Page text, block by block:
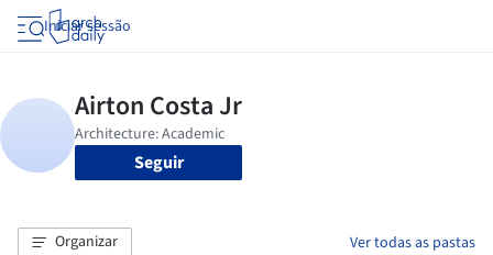
Iniciar sessão
Seguir
Organizar Ver todas as pastas